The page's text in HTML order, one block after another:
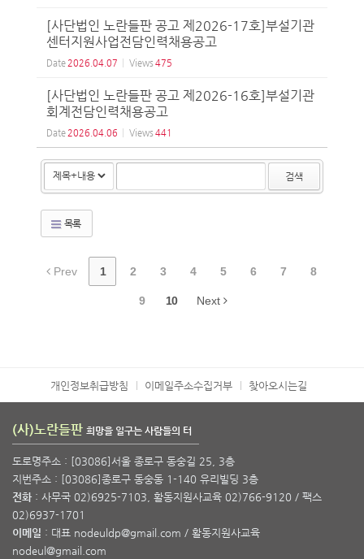
[사단법인 노란들판 공고 제2026-17호]부설기관
센터지원사업전담인력채용공고
Date 2026.04.07 Views 475
[사단법인 노란들판 공고 제2026-16호]부설기관
회계전담인력채용공고
Date 2026.04.06 Views 441
검색
목록
Prev 1 2 3 4 5 6 7 8
9 10 Next
개인정보취급방침 이메일주소수집거부 찾아오시는길
(사)노란들판 희망을 일구는 사람들의 터
도로명주소 : [03086]서울 종로구 동숭길 25, 3층
지번주소 : [03086]종로구 동숭동 1-140 유리빌딩 3층
전화 : 사무국 02)6925-7103, 활동지원사교육 02)766-9120 / 팩스
02)6937-1701
이메일 : 대표 nodeuldp@gmail.com / 활동지원사교육
nodeul@gmail.com